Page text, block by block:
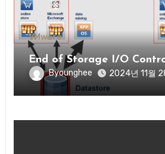
VMware
End of Storage I/O
Byounghee 2024년 11월